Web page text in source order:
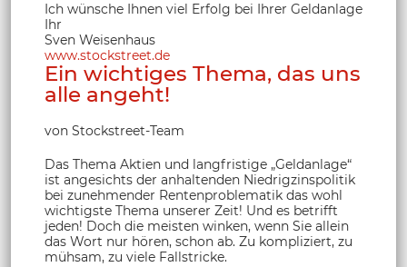
Ich wünsche Ihnen viel Erfolg bei Ihrer Geldanlage
Ihr
Sven Weisenhaus
www.stockstreet.de
Ein wichtiges Thema, das uns
alle angeht!
von Stockstreet-Team
Das Thema Aktien und langfristige „Geldanlage“
ist angesichts der anhaltenden Niedrigzinspolitik
bei zunehmender Rentenproblematik das wohl
wichtigste Thema unserer Zeit! Und es betrifft
jeden! Doch die meisten winken, wenn Sie allein
das Wort nur hören, schon ab. Zu kompliziert, zu
mühsam, zu viele Fallstricke.